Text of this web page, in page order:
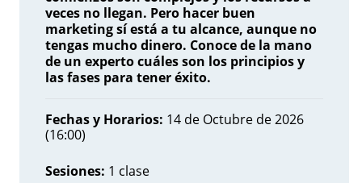
veces no llegan. Pero hacer buen
marketing sí está a tu alcance, aunque no
tengas mucho dinero. Conoce de la mano
de un experto cuáles son los principios y
las fases para tener éxito.
Fechas y Horarios: 14 de Octubre de 2026
(16:00)
Sesiones: 1 clase